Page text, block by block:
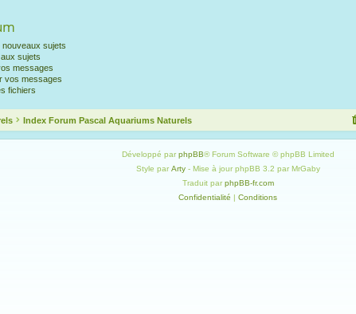
nouveaux sujets
sujets
messages
vos messages
fichiers
Index Forum Pascal Aquariums Naturels
Développé par phpBB® Forum Software © phpBB Limited
Style parArty- Mise à jour phpBB 3.2 par MrGaby
Traduit par phpBB-fr.com
Confidentialité | Conditions